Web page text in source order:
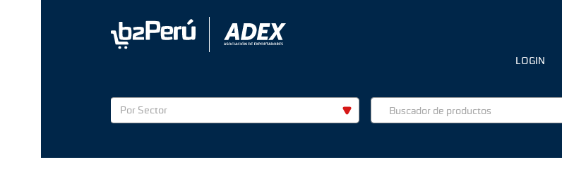
LOGIN
Por Sector